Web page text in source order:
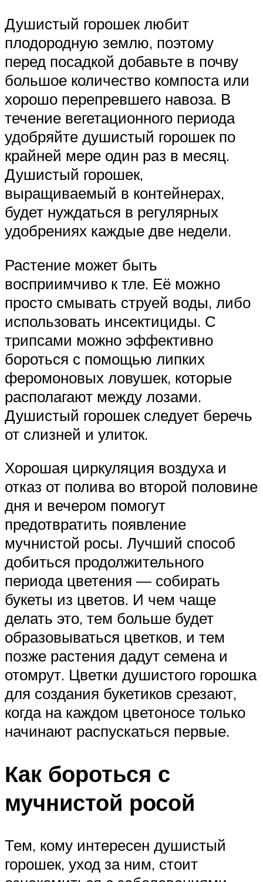
Душистый горошек любит
плодородную землю, поэтому
перед посадкой добавьте в почву
большое количество компоста или
хорошо перепревшего навоза. В
течение вегетационного периода
удобряйте душистый горошек по
крайней мере один раз в месяц.
Душистый горошек,
выращиваемый в контейнерах,
будет нуждаться в регулярных
удобрениях каждые две недели.
Растение может быть
восприимчиво к тле. Её можно
просто смывать струей воды, либо
использовать инсектициды. С
трипсами можно эффективно
бороться с помощью липких
феромоновых ловушек, которые
располагают между лозами.
Душистый горошек следует беречь
от слизней и улиток.
Хорошая циркуляция воздуха и
отказ от полива во второй половине
дня и вечером помогут
предотвратить появление
мучнистой росы. Лучший способ
добиться продолжительного
периода цветения — собирать
букеты из цветов. И чем чаще
делать это, тем больше будет
образовываться цветков, и тем
позже растения дадут семена и
отомрут. Цветки душистого горошка
для создания букетиков срезают,
когда на каждом цветоносе только
начинают распускаться первые.
Как бороться с
мучнистой росой
Тем, кому интересен душистый
горошек, уход за ним, стоит